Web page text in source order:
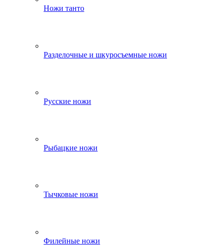
Ножи танто
Разделочные и шкуросъемные ножи
Русские ножи
Рыбацкие ножи
Тычковые ножи
Филейные ножи